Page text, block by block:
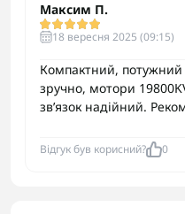
Максим П.
18 вересня 2025 (09:15)
Компактний,
зручно, мотори
зв’язок надійний.
Відгук був корисний? 0